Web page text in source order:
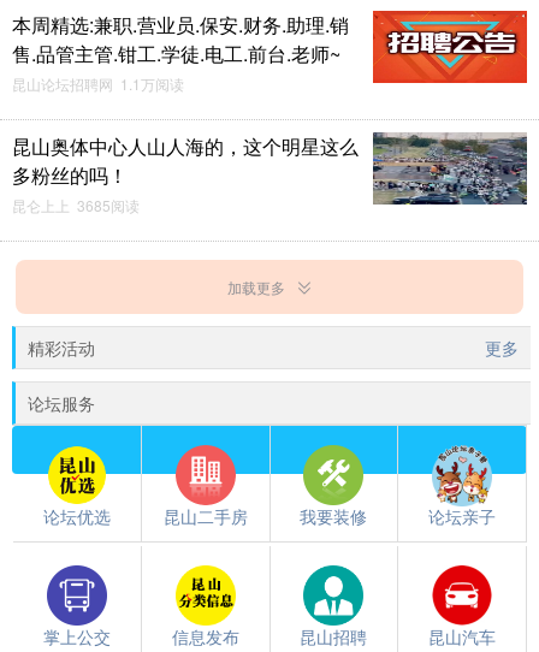
本周精选:兼职.营业员.保安.财务.助理.销
售.品管主管.钳工.学徒.电工.前台.老师~
昆山论坛招聘网 1.1万阅读
昆山奥体中心人山人海的，这个明星这么
多粉丝的吗！
昆仑上上 3685阅读
加载更多
精彩活动 更多
论坛服务
论坛优选 昆山二手房 我要装修 论坛亲子
掌上公交 信息发布 昆山招聘 昆山汽车